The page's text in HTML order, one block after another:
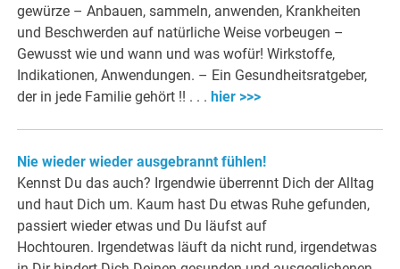
gewürze – Anbauen, sammeln, anwenden, Krankheiten
und Beschwerden auf natürliche Weise vorbeugen –
Gewusst wie und wann und was wofür! Wirkstoffe,
Indikationen, Anwendungen. – Ein Gesundheitsratgeber,
der in jede Familie gehört !! . . . hier >>>
Nie wieder wieder ausgebrannt fühlen!
Kennst Du das auch? Irgendwie überrennt Dich der Alltag
und haut Dich um. Kaum hast Du etwas Ruhe gefunden,
passiert wieder etwas und Du läufst auf
Hochtouren. Irgendetwas läuft da nicht rund, irgendetwas